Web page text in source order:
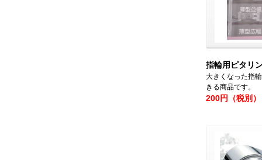
指輪用ピタリ
大きくなった指
きる商品です。
200円（税別）